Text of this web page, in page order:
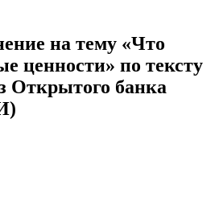
на тему «Что
ценности» по тексту
Открытого банка